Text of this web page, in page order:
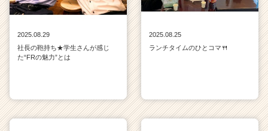
2025.08.29
社長の鞄持ち★学生さんが感じ
た“FRの魅力”とは
2025.08.25
ランチタイムのひとコマ🍴